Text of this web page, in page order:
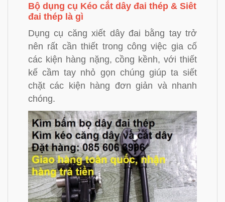
Bộ dụng cụ Kéo cắt dây đai thép & Siêt
đai thép là gì
Dụng cụ căng xiết dây đai bằng tay trở
nên rất cần thiết trong công việc gia cố
các kiện hàng nặng, cồng kềnh, với thiết
kế cầm tay nhỏ gọn chúng giúp ta siết
chặt các kiện hàng đơn giản và nhanh
chóng.